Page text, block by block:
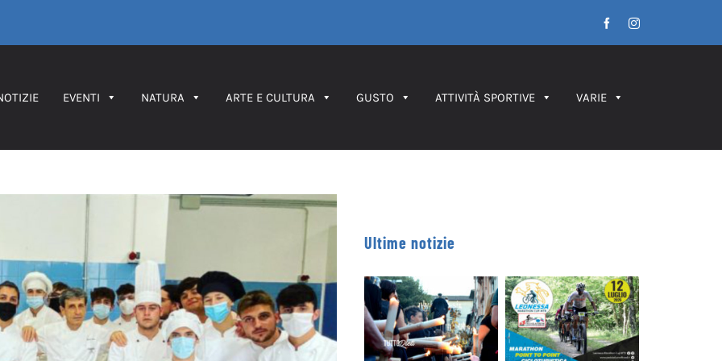
FacebookInstagram
EVENTI NATURA ARTE E CULTURA GUSTO ATTIVITÀ SPORTIVE VARIE
Ultime notizie
Processione dei
Ceri 2026 – IL
PERCORSO
Leonessa MTB
Marathon, in
palio le maglie
tricolori